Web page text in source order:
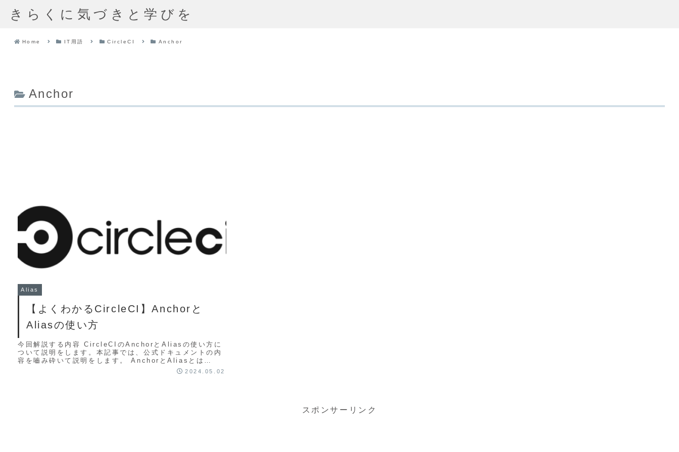
きらくに気づきと学びを
Home IT用語 CircleCI Anchor
Anchor
Alias
【よくわかるCircleCI】Anchorと
Aliasの使い方
今回解説する内容 CircleCIのAnchorとAliasの使い方に
ついて説明をします。本記事では、公式ドキュメントの内
容を嚙み砕いて説明をします。 AnchorとAliasとは
2024.05.02
スポンサーリンク